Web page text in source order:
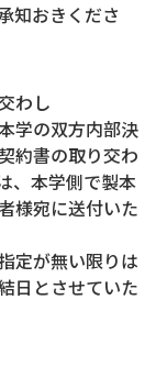
知おきくださ
わし
学の双方内部決
約書の取り交わ
、本学側で製本
様宛に送付いた
定が無い限りは
日とさせていた